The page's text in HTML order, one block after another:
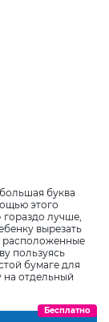
буква
этого
гораздо лучше,
вырезать
расположенные
пользуясь
бумаге для
на отдельный
Бесплатно